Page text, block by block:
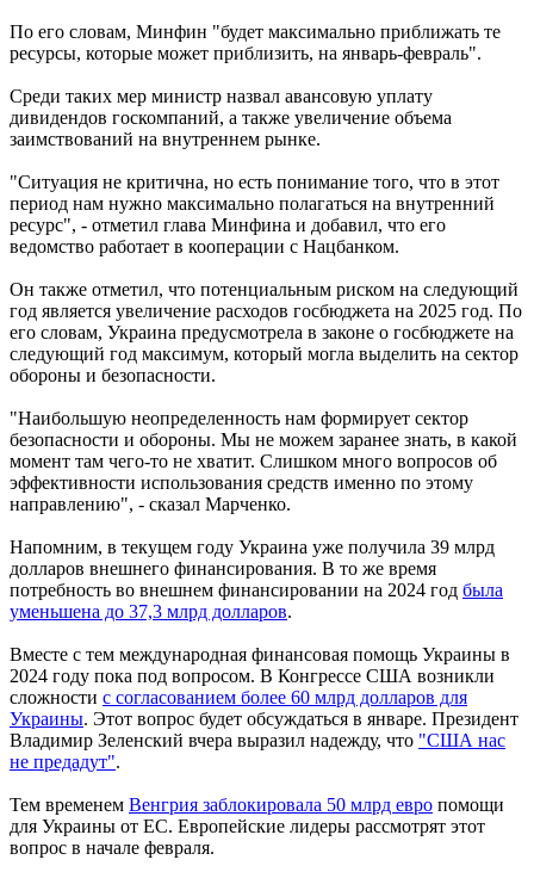
По его словам, Минфин "будет максимально приближать те
ресурсы, которые может приблизить, на январь-февраль".
Среди таких мер министр назвал авансовую уплату
дивидендов госкомпаний, а также увеличение объема
заимствований на внутреннем рынке.
"Ситуация не критична, но есть понимание того, что в этот
период нам нужно максимально полагаться на внутренний
ресурс", - отметил глава Минфина и добавил, что его
ведомство работает в кооперации с Нацбанком.
Он также отметил, что потенциальным риском на следующий
год является увеличение расходов госбюджета на 2025 год. По
его словам, Украина предусмотрела в законе о госбюджете на
следующий год максимум, который могла выделить на сектор
обороны и безопасности.
"Наибольшую неопределенность нам формирует сектор
безопасности и обороны. Мы не можем заранее знать, в какой
момент там чего-то не хватит. Слишком много вопросов об
эффективности использования средств именно по этому
направлению", - сказал Марченко.
Напомним, в текущем году Украина уже получила 39 млрд
долларов внешнего финансирования. В то же время
потребность во внешнем финансировании на 2024 год была
уменьшена до 37,3 млрд долларов.
Вместе с тем международная финансовая помощь Украины в
2024 году пока под вопросом. В Конгрессе США возникли
сложности с согласованием более 60 млрд долларов для
Украины. Этот вопрос будет обсуждаться в январе. Президент
Владимир Зеленский вчера выразил надежду, что "США нас
не предадут".
Тем временем Венгрия заблокировала 50 млрд евро помощи
для Украины от ЕС. Европейские лидеры рассмотрят этот
вопрос в начале февраля.